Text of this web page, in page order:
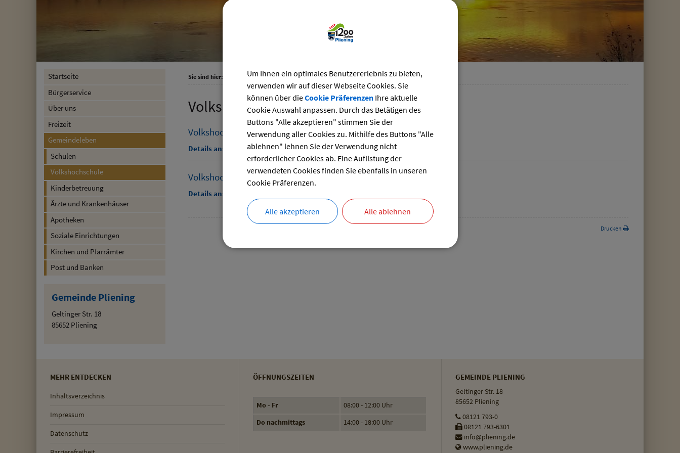
Startseite
Bürgerservice
Über uns
Freizeit
Gemeindeleben
Schulen
Volkshochschule
Kinderbetreuung
Ärzte und Krankenhäuser
Apotheken
Soziale Einrichtungen
Kirchen und Pfarrämter
Post und Banken
Gemeinde Pliening
Geltinger Str. 18
85652 Pliening
Sie sind hier: Gemeindeleben >Volkshochschule
Volkshochschule
Volkshochschule Vaterstetten - Erwachsenenbildung e.V.
Details ansehen
Volkshochschule Vaterstetten Außenstelle Poing
Details ansehen
Drucken
MEHR ENTDECKEN
Inhaltsverzeichnis
Impressum
Datenschutz
ÖFFNUNGSZEITEN
Mo - Fr
08:00 - 12:00 Uhr
Do nachmittags
14:00 - 18:00 Uhr
GEMEINDE PLIENING
Geltinger Str. 18
85652 Pliening
08121 793-0
08121 793-6301
info@pliening.de
www.pliening.de
Um Ihnen ein optimales Benutzererlebnis zu bieten,
verwenden wir auf dieser Webseite Cookies. Sie
können über dieCookie PräferenzenIhre aktuelle
Cookie Auswahl anpassen. Durch das Betätigen des
Buttons "Alle akzeptieren" stimmen Sie der
Verwendung aller Cookies zu. Mithilfe des Buttons "Alle
ablehnen" lehnen Sie der Verwendung nicht
erforderlicher Cookies ab. Eine Auflistung der
verwendeten Cookies finden Sie ebenfalls in unseren
Cookie Präferenzen.
Alle akzeptieren Alle ablehnen